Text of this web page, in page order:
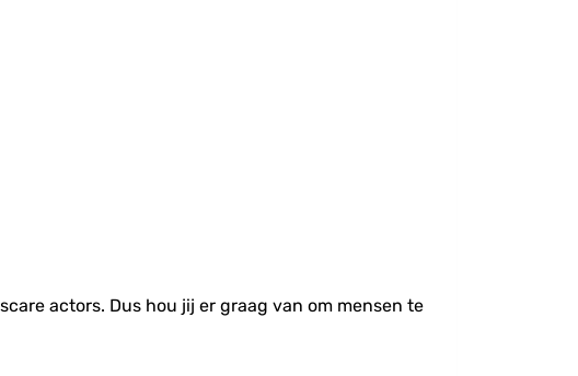
actors. Dus hou jij er graag van om mensen te